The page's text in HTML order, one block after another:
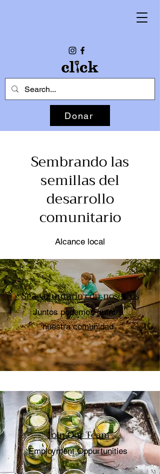
Donar
Sembrando las
semillas del
desarrollo
comunitario
Alcance local
Sea voluntario con nosotros
Juntos podemos nutrir a
nuestra comunidad
Join Our Team
Employment Oppurtunities